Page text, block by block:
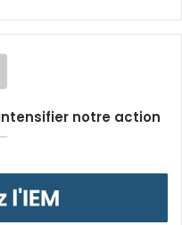
notre action